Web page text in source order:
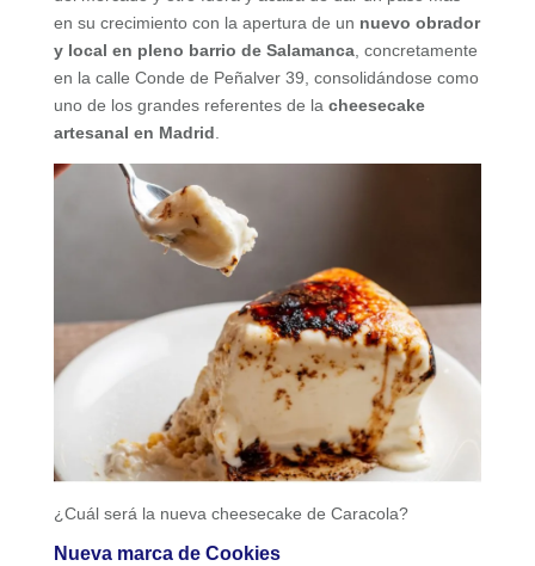
en su crecimiento con la apertura de un nuevo obrador
y local en pleno barrio de Salamanca, concretamente
en la calle Conde de Peñalver 39, consolidándose como
uno de los grandes referentes de la cheesecake
artesanal en Madrid
¿Cuál será la nueva cheesecake de Caracola?
Nueva marca de Cookies